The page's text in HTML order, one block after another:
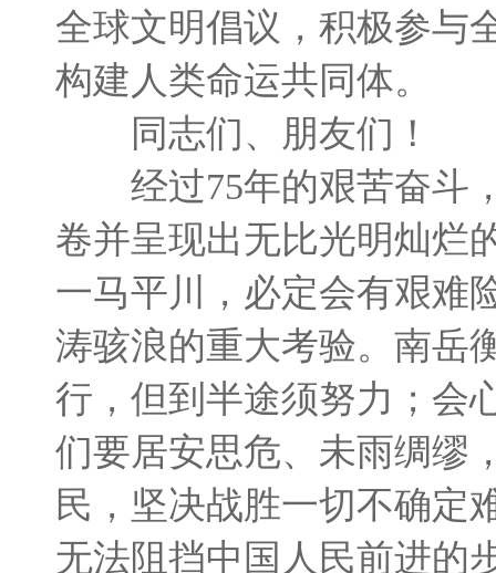
全球文明倡议，积极参与
构建人类命运共同体。
同志们、朋友们！
经过75年的艰苦奋斗
卷并呈现出无比光明灿烂
一马平川，必定会有艰难
涛骇浪的重大考验。南岳
行，但到半途须努力；会
们要居安思危、未雨绸缪
民，坚决战胜一切不确定
无法阻挡中国人民前进的